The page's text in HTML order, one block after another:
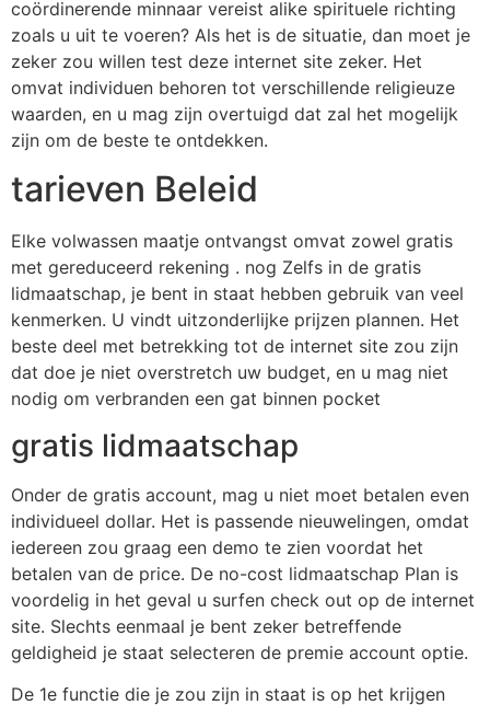
coördinerende minnaar vereist alike spirituele richting
zoals u uit te voeren? Als het is de situatie, dan moet je
zeker zou willen test deze internet site zeker. Het
omvat individuen behoren tot verschillende religieuze
waarden, en u mag zijn overtuigd dat zal het mogelijk
zijn om de beste te ontdekken.
tarieven Beleid
Elke volwassen maatje ontvangst omvat zowel gratis
met gereduceerd rekening . nog Zelfs in de gratis
lidmaatschap, je bent in staat hebben gebruik van veel
kenmerken. U vindt uitzonderlijke prijzen plannen. Het
beste deel met betrekking tot de internet site zou zijn
dat doe je niet overstretch uw budget, en u mag niet
nodig om verbranden een gat binnen pocket
gratis lidmaatschap
Onder de gratis account, mag u niet moet betalen even
individueel dollar. Het is passende nieuwelingen, omdat
iedereen zou graag een demo te zien voordat het
betalen van de price. De no-cost lidmaatschap Plan is
voordelig in het geval u surfen check out op de internet
site. Slechts eenmaal je bent zeker betreffende
geldigheid je staat selecteren de premie account optie.
De 1e functie die je zou zijn in staat is op het krijgen